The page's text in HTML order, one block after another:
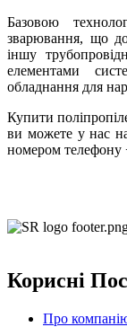
Базовою
зварювання, що
іншу
елементами
обладнання для
Купити
ви можете у нас
номером телефону
Корисні
Про